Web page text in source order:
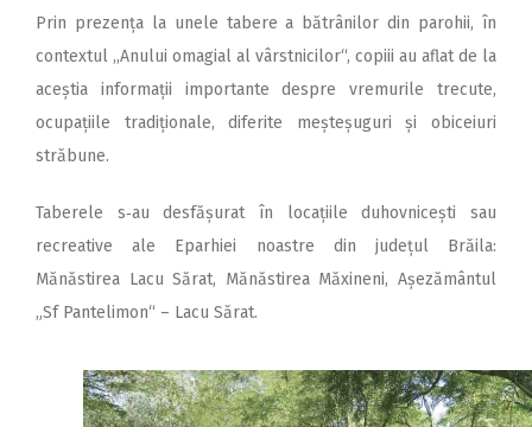
Prin prezența la unele tabere a bătrânilor din parohii, în
contextul ,,Anului omagial al vârstnicilor“, copiii au aflat de la
aceștia informații importante despre vremurile trecute,
ocupațiile tra­diționale, diferite meșteșuguri și obiceiuri
străbune.
Taberele s‑au desfășurat în locațiile duhovnicești sau
recreative ale Eparhiei noastre din județul Brăila:
Mănăstirea Lacu Sărat, Mănăstirea Măxineni, Așezământul
„Sf Pantelimon“ – Lacu Sărat.